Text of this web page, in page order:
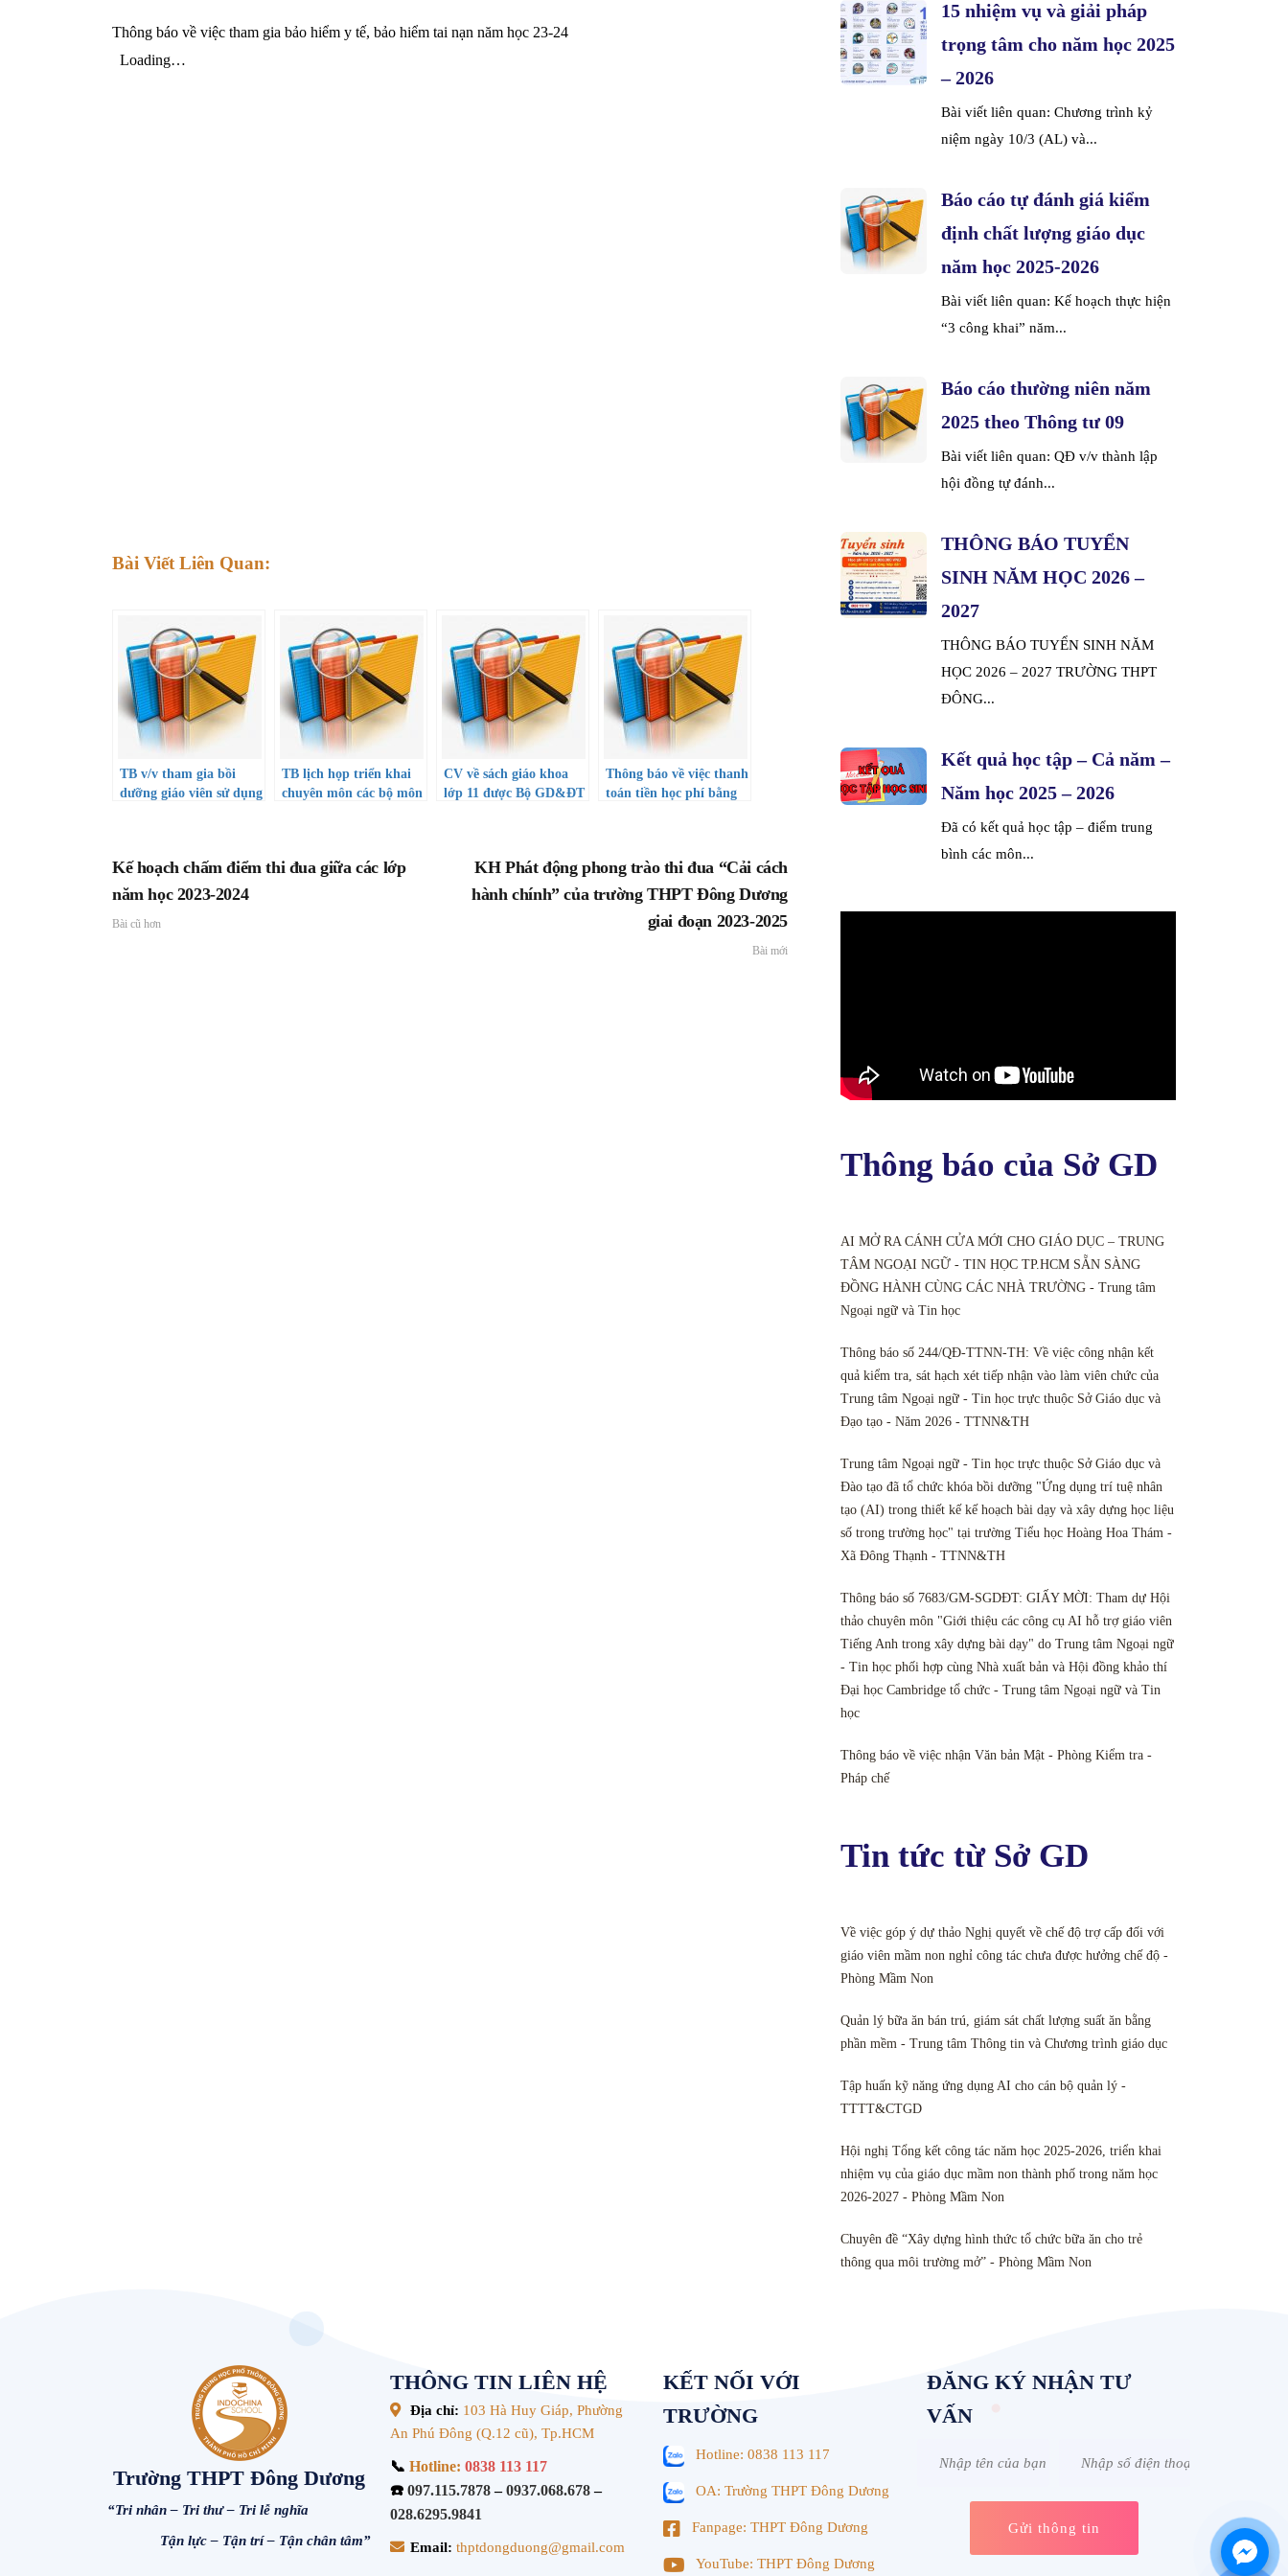
Thông báo về việc tham gia bảo hiểm y tế, bảo hiểm tai nạn năm học 23-24
Bài Viết Liên Quan:
TB v/v tham gia bồi
dưỡng giáo viên sử dụng
TB lịch họp triển khai
chuyên môn các bộ môn
CV về sách giáo khoa
lớp 11 được Bộ GD&ĐT
Thông báo về việc thanh
toán tiền học phí bằng
Kế hoạch chấm điểm thi đua giữa các lớp
năm học 2023-2024
Bài cũ hơn
KH Phát động phong trào thi đua “Cải cách
hành chính” của trường THPT Đông Dương
giai đoạn 2023-2025
Bài mới
15 nhiệm vụ và giải pháp
trọng tâm cho năm học 2025
– 2026
Bài viết liên quan: Chương trình kỷ
niệm ngày 10/3 (AL) và...
Báo cáo tự đánh giá kiểm
định chất lượng giáo dục
năm học 2025-2026
Bài viết liên quan: Kế hoạch thực hiện
“3 công khai” năm...
Báo cáo thường niên năm
2025 theo Thông tư 09
Bài viết liên quan: QĐ v/v thành lập
hội đồng tự đánh...
THÔNG BÁO TUYỂN
SINH NĂM HỌC 2026 –
2027
THÔNG BÁO TUYỂN SINH NĂM
HỌC 2026 – 2027 TRƯỜNG THPT
ĐÔNG...
Kết quả học tập – Cả năm –
Năm học 2025 – 2026
Đã có kết quả học tập – điểm trung
bình các môn...
Thông báo của Sở GD
AI MỞ RA CÁNH CỬA MỚI CHO GIÁO DỤC – TRUNG
TÂM NGOẠI NGỮ - TIN HỌC TP.HCM SẴN SÀNG
ĐỒNG HÀNH CÙNG CÁC NHÀ TRƯỜNG - Trung tâm
Ngoại ngữ và Tin học
Thông báo số 244/QĐ-TTNN-TH: Về việc công nhận kết
quả kiểm tra, sát hạch xét tiếp nhận vào làm viên chức của
Trung tâm Ngoại ngữ - Tin học trực thuộc Sở Giáo dục và
Đạo tạo - Năm 2026 - TTNN&TH
Trung tâm Ngoại ngữ - Tin học trực thuộc Sở Giáo dục và
Đào tạo đã tổ chức khóa bồi dưỡng "Ứng dụng trí tuệ nhân
tạo (AI) trong thiết kế kế hoạch bài dạy và xây dựng học liệu
số trong trường học" tại trường Tiểu học Hoàng Hoa Thám -
Xã Đông Thạnh - TTNN&TH
Thông báo số 7683/GM-SGDĐT: GIẤY MỜI: Tham dự Hội
thảo chuyên môn "Giới thiệu các công cụ AI hỗ trợ giáo viên
Tiếng Anh trong xây dựng bài dạy" do Trung tâm Ngoại ngữ
- Tin học phối hợp cùng Nhà xuất bản và Hội đồng khảo thí
Đại học Cambridge tổ chức - Trung tâm Ngoại ngữ và Tin
học
Thông báo về việc nhận Văn bản Mật - Phòng Kiểm tra -
Pháp chế
Tin tức từ Sở GD
Về việc góp ý dự thảo Nghị quyết về chế độ trợ cấp đối với
giáo viên mầm non nghỉ công tác chưa được hưởng chế độ -
Phòng Mầm Non
Quản lý bữa ăn bán trú, giám sát chất lượng suất ăn bằng
phần mềm - Trung tâm Thông tin và Chương trình giáo dục
Tập huấn kỹ năng ứng dụng AI cho cán bộ quản lý -
TTTT&CTGD
Hội nghị Tổng kết công tác năm học 2025-2026, triển khai
nhiệm vụ của giáo dục mầm non thành phố trong năm học
2026-2027 - Phòng Mầm Non
Chuyên đề “Xây dựng hình thức tổ chức bữa ăn cho trẻ
thông qua môi trường mở” - Phòng Mầm Non
Trường THPT Đông Dương
“Tri nhân – Tri thư – Tri lễ nghĩa
Tận lực – Tận trí – Tận chân tâm”
THÔNG TIN LIÊN HỆ
Địa chỉ: 103 Hà Huy Giáp, Phường
An Phú Đông (Q.12 cũ), Tp.HCM
📞 Hotline: 0838 113 117
☎️ 097.115.7878–0937.068.678–
028.6295.9841
Email: thptdongduong@gmail.com
KẾT NỐI VỚI
TRƯỜNG
Hotline: 0838 113 117
OA: Trường THPT Đông Dương
Fanpage: THPT Đông Dương
YouTube: THPT Đông Dương
ĐĂNG KÝ NHẬN TƯ
VẤN